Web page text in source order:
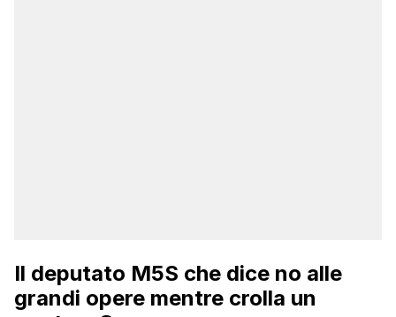
Il deputato M5S che dice no alle
grandi opere mentre crolla un